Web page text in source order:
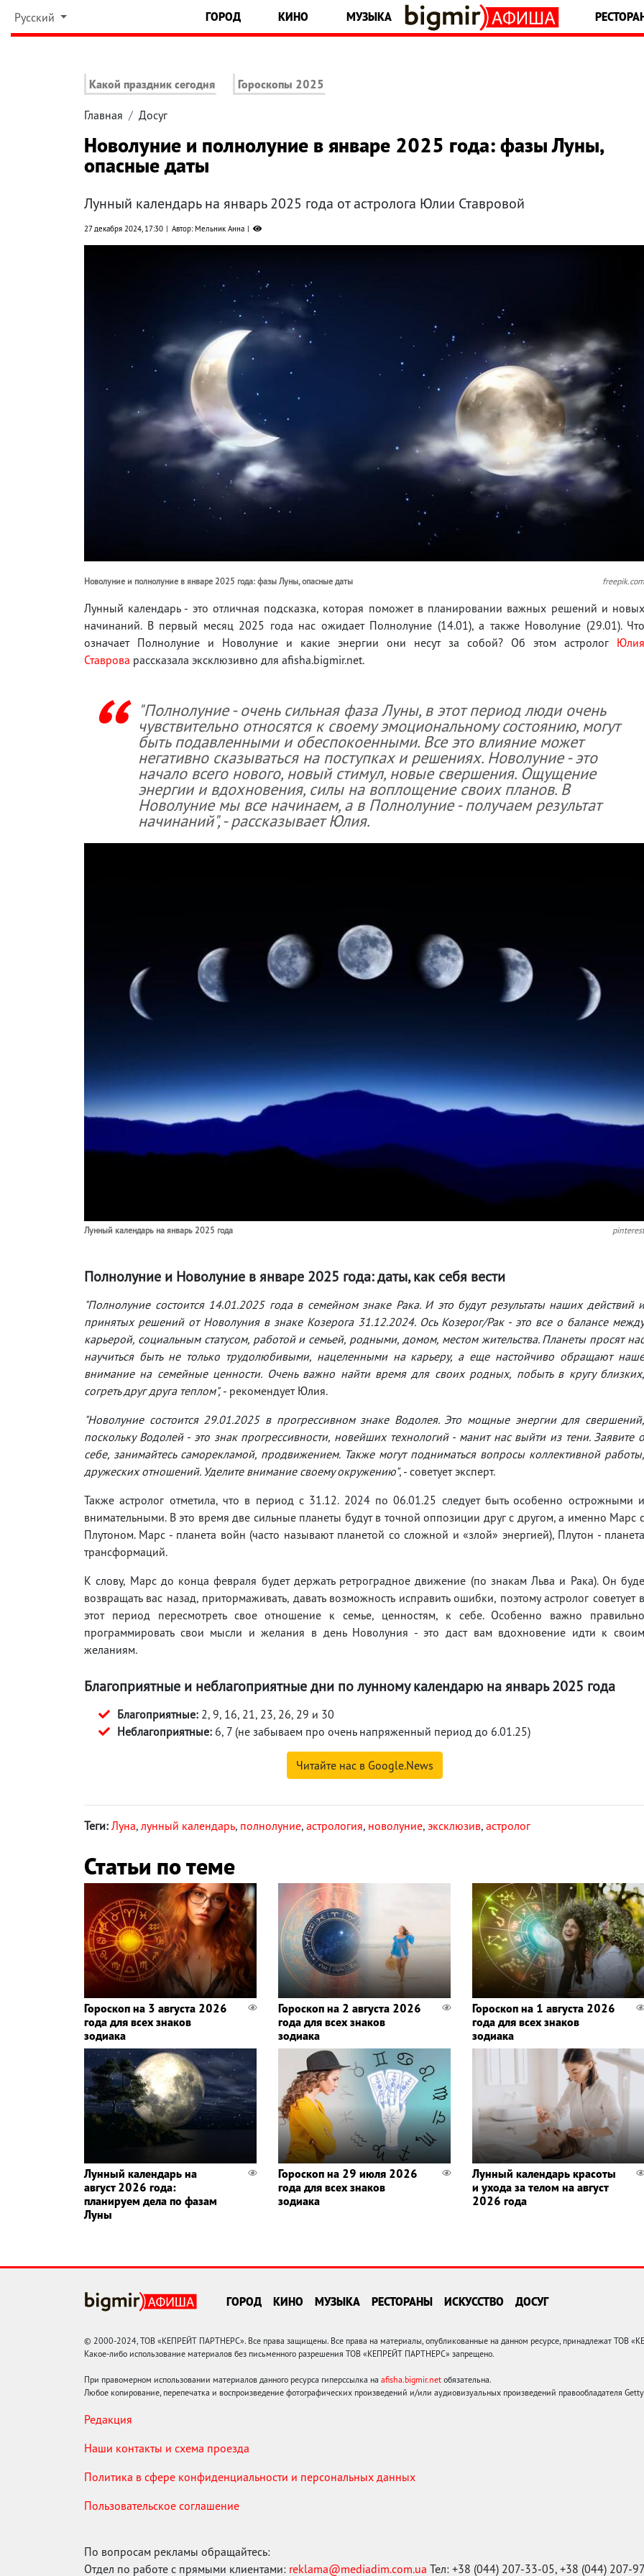
Русский ГОРОД КИНО МУЗЫКА
Какой праздник сегодня Гороскопы 2025
Главная Досуг
Новолуние и полнолуние в январе 2025 года: фазы Луны,
опасные даты
Лунный календарь на январь 2025 года от астролога Юлии Ставровой
27 декабря 2024, 17:30 Автор: Мельник Анна
Новолуние и полнолуние в январе 2025 года: фазы Луны, опасные даты freepik.com
Лунный календарь - это отличная подсказка, которая поможет в планировании важных решений и новых
начинаний. В первый месяц 2025 года нас ожидает Полнолуние (14.01), а также Новолуние (29.01). Что
означает Полнолуние и Новолуние и какие энергии они несут за собой? Об этом астролог Юлия
Ставрова рассказала эксклюзивно для afisha.bigmir.net.
"Полнолуние - очень сильная фаза Луны, в этот период люди очень
чувствительно относятся к своему эмоциональному состоянию, могут
быть подавленными и обеспокоенными. Все это влияние может
негативно сказываться на поступках и решениях. Новолуние - это
начало всего нового, новый стимул, новые свершения. Ощущение
энергии и вдохновения, силы на воплощение своих планов. В
Новолуние мы все начинаем, а в Полнолуние - получаем результат
начинаний", - рассказывает Юлия.
Лунный календарь на январь 2025 года pinterest
Полнолуние и Новолуние в январе 2025 года: даты, как себя вести
"Полнолуние состоится 14.01.2025 года в семейном знаке Рака. И это будут результаты наших действий и
принятых решений от Новолуния в знаке Козерога 31.12.2024. Ось Козерог/Рак - это все о балансе между
карьерой, социальным статусом, работой и семьей, родными, домом, местом жительства. Планеты просят нас
научиться быть не только трудолюбивыми, нацеленными на карьеру, а еще настойчиво обращают наше
внимание на семейные ценности. Очень важно найти время для своих родных, побыть в кругу близких,
согреть друг друга теплом", - рекомендует Юлия.
"Новолуние состоится 29.01.2025 в прогрессивном знаке Водолея. Это мощные энергии для свершений,
поскольку Водолей - это знак прогрессивности, новейших технологий - манит нас выйти из тени. Заявите о
себе, занимайтесь саморекламой, продвижением. Также могут подниматься вопросы коллективной работы,
дружеских отношений. Уделите внимание своему окружению", - советует эксперт.
Также астролог отметила, что в период с 31.12. 2024 по 06.01.25 следует быть особенно острожными и
внимательными. В это время две сильные планеты будут в точной оппозиции друг с другом, а именно Марс с
Плутоном. Марс - планета войн (часто называют планетой со сложной и «злой» энергией), Плутон - планета
трансформаций.
К слову, Марс до конца февраля будет держать ретроградное движение (по знакам Льва и Рака). Он буде
возвращать вас назад, притормаживать, давать возможность исправить ошибки, поэтому астролог советует в
этот период пересмотреть свое отношение к семье, ценностям, к себе. Особенно важно правильно
программировать свои мысли и желания в день Новолуния - это даст вам вдохновение идти к своим
желаниям.
Благоприятные и неблагоприятные дни по лунному календарю на январь 2025 года
Благоприятные: 2, 9, 16, 21, 23, 26, 29 и 30
Неблагоприятные: 6, 7 (не забываем про очень напряженный период до 6.01.25)
Читайте нас в Google.News
Теги: Луна, лунный календарь, полнолуние, астрология, новолуние, эксклюзив, астролог
Статьи по теме
Гороскоп на 3 августа 2026
года для всех знаков
зодиака
Гороскоп на 2 августа 2026
года для всех знаков
зодиака
Гороскоп на 1 августа 2026
года для всех знаков
зодиака
Лунный календарь на
август 2026 года:
планируем дела по фазам
Луны
Гороскоп на 29 июля 2026
года для всех знаков
зодиака
Лунный календарь красоты
и ухода за телом на август
2026 года
ГОРОД КИНО МУЗЫКА РЕСТОРАНЫ ИСКУССТВО ДОСУГ
© 2000-2024, ТОВ «КЕПРЕЙТ ПАРТНЕРС». Все права защищены. Все права на материалы, опубликованные на данном ресурсе, принадлежат ТОВ
Какое-либо использование материалов без письменного разрешения ТОВ «КЕПРЕЙТ ПАРТНЕРС» запрещено.
При правомерном использовании материалов данного ресурса гиперссылка на afisha.bigmir.net обязательна.
Любое копирование, перепечатка и воспроизведение фотографических произведений и/или аудиовизуальных произведений правообладателя
Редакция
Наши контакты и схема проезда
Политика в сфере конфиденциальности и персональных данных
Пользовательское соглашение
По вопросам рекламы обращайтесь:
Отдел по работе с прямыми клиентами: reklama@mediadim.com.ua Тел: +38 (044) 207-33-05, +38 (044) 207-